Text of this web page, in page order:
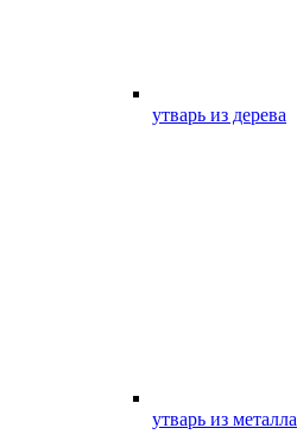
утварь из дерева
утварь из металла